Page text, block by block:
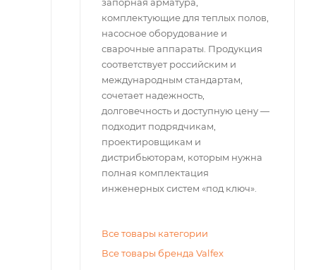
комплектующие для теплых полов,
насосное оборудование и
сварочные аппараты. Продукция
соответствует российским и
международным стандартам,
сочетает надежность,
долговечность и доступную цену —
подходит подрядчикам,
проектировщикам и
дистрибьюторам, которым нужна
полная комплектация
инженерных систем «под ключ».
Все товары категории
Все товары бренда Valfex